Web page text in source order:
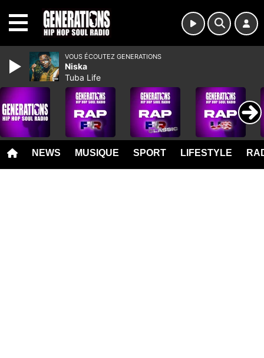
NEWS MUSIQUE SPORT LIFESTYLE
VOUS ÉCOUTEZ GENERATIONS
Niska
Tuba Life